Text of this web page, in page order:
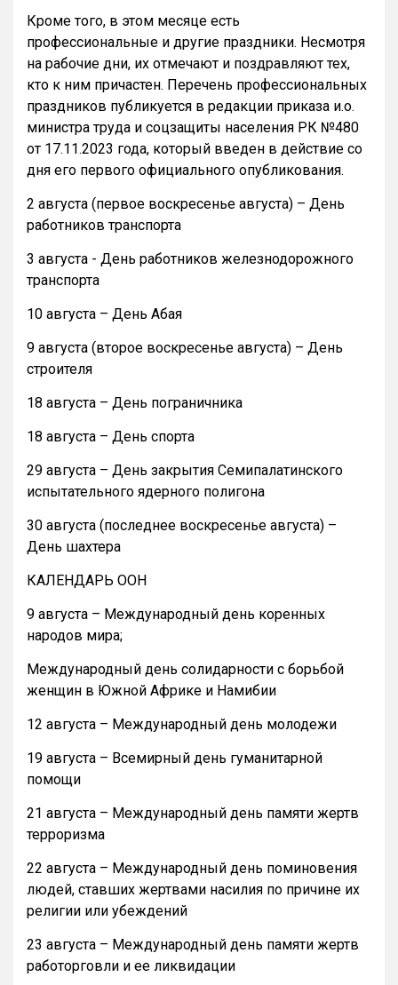
Кроме того, в этом месяце есть
профессиональные и другие праздники. Несмотря
на рабочие дни, их отмечают и поздравляют тех,
кто к ним причастен. Перечень профессиональных
праздников публикуется в редакции приказа и.о.
министра труда и соцзащиты населения РК №480
от 17.11.2023 года, который введен в действие со
дня его первого официального опубликования.
2 августа (первое воскресенье августа) – День
работников транспорта
3 августа - День работников железнодорожного
транспорта
10 августа – День Абая
9 августа (второе воскресенье августа) – День
строителя
18 августа – День пограничника
18 августа – День спорта
29 августа – День закрытия Семипалатинского
испытательного ядерного полигона
30 августа (последнее воскресенье августа) –
День шахтера
КАЛЕНДАРЬ ООН
9 августа – Международный день коренных
народов мира;
Международный день солидарности с борьбой
женщин в Южной Африке и Намибии
12 августа – Международный день молодежи
19 августа – Всемирный день гуманитарной
помощи
21 августа – Международный день памяти жертв
терроризма
22 августа – Международный день поминовения
людей, ставших жертвами насилия по причине их
религии или убеждений
23 августа – Международный день памяти жертв
работорговли и ее ликвидации